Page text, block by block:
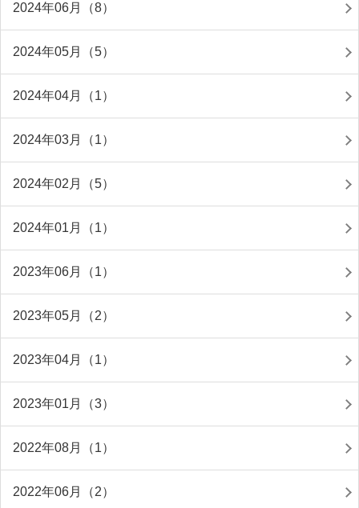
2024年06月（8）
2024年05月（5）
2024年04月（1）
2024年03月（1）
2024年02月（5）
2024年01月（1）
2023年06月（1）
2023年05月（2）
2023年04月（1）
2023年01月（3）
2022年08月（1）
2022年06月（2）